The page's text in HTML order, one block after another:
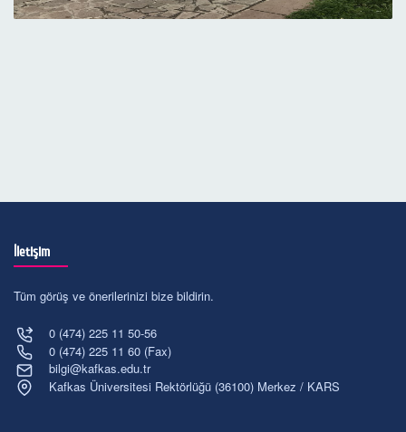
İletişim
Tüm görüş ve önerilerinizi bize bildirin.
0 (474) 225 11 50-56
0 (474) 225 11 60 (Fax)
bilgi@kafkas.edu.tr
Kafkas Üniversitesi Rektörlüğü (36100) Merkez / KARS